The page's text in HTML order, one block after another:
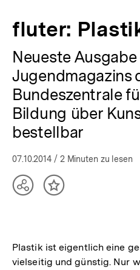
fluter:
Neueste Ausgabe
Jugendmagazins
Bundeszentrale
Bildung über
bestellbar
07.10.2014 / 2 Minuten zu lesen
TeilenInhalt
Plastik ist eigentlich eine
vielseitig und günstig. Nur